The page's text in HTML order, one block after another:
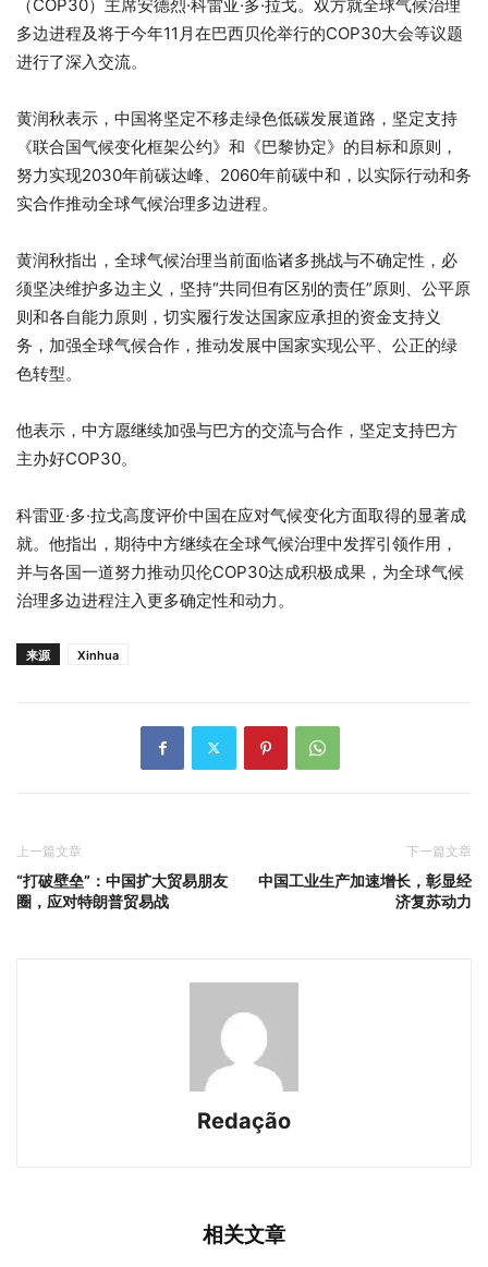
（COP30）主席安德烈·科雷亚·多·拉戈。双方就全球气候治理
多边进程及将于今年11月在巴西贝伦举行的COP30大会等议题
进行了深入交流。
黄润秋表示，中国将坚定不移走绿色低碳发展道路，坚定支持
《联合国气候变化框架公约》和《巴黎协定》的目标和原则，
努力实现2030年前碳达峰、2060年前碳中和，以实际行动和务
实合作推动全球气候治理多边进程。
黄润秋指出，全球气候治理当前面临诸多挑战与不确定性，必
须坚决维护多边主义，坚持“共同但有区别的责任”原则、公平原
则和各自能力原则，切实履行发达国家应承担的资金支持义
务，加强全球气候合作，推动发展中国家实现公平、公正的绿
色转型。
他表示，中方愿继续加强与巴方的交流与合作，坚定支持巴方
主办好COP30。
科雷亚·多·拉戈高度评价中国在应对气候变化方面取得的显著成
就。他指出，期待中方继续在全球气候治理中发挥引领作用，
并与各国一道努力推动贝伦COP30达成积极成果，为全球气候
治理多边进程注入更多确定性和动力。
来源 Xinhua
上一篇文章
“打破壁垒”：中国扩大贸易朋友
圈，应对特朗普贸易战
下一篇文章
中国工业生产加速增长，彰显经
济复苏动力
Redação
相关文章